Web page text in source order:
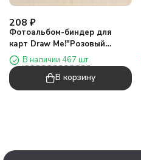
208 ₽
Фотоальбом-биндер для
карт Draw Me!"Розовый
пляж",20 страниц(13*12,5см)
В наличии 467 шт.
В корзину